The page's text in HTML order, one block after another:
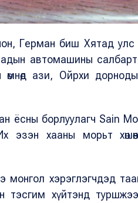
Герман биш Хятад улс
автомашины салбарт
ази, Ойрхи
ёсны борлуулагч Sain
эзэн хааны морьт
хэрэглэгчдэд
хүйтэнд